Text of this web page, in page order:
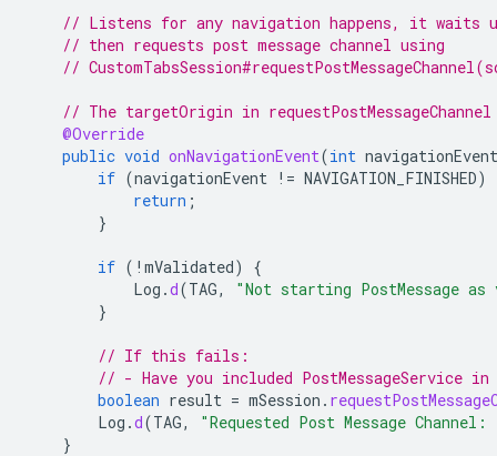
// Listens for any navigation happens, it waits
// then requests post message channel using
//
// The targetOrigin in
@Override
public void onNavigationEvent(int navigationEvent
if (navigationEvent != NAVIGATION_FINISHED)
return ;
}
if ( ! mValidated)
{
Log .d(TAG,
"Not starting PostMessage
}
// If this fails:
// - Have you included PostMessageService
boolean result = mSession .
Log .d(TAG,
"Requested Post Message
}